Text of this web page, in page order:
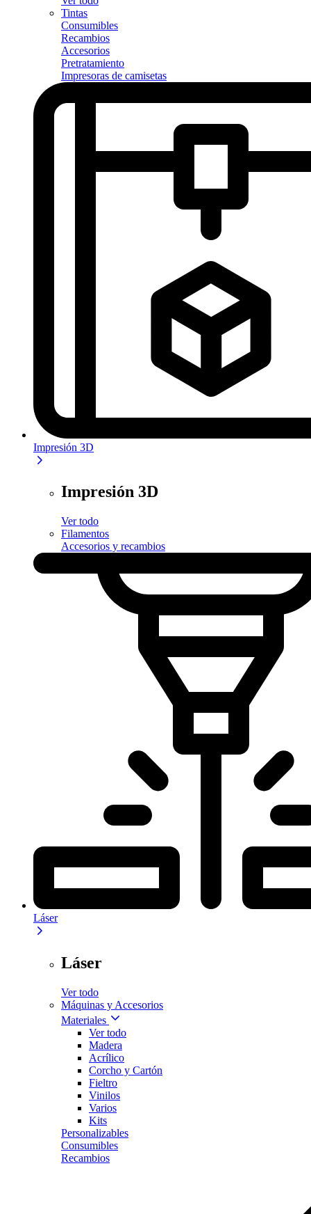
Tintas
Consumibles
Recambios
Accesorios
Pretratamiento
Impresoras de camisetas
Impresión 3D
Impresión 3D
Ver todo
Filamentos
Accesorios y recambios
Láser
Láser
Ver todo
Máquinas y Accesorios
Materiales
Ver todo
Madera
Acrílico
Corcho y Cartón
Fieltro
Vinilos
Varios
Kits
Personalizables
Consumibles
Recambios